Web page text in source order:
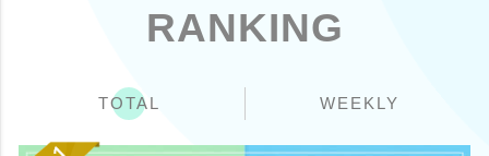
RANKING
TOTAL WEEKLY